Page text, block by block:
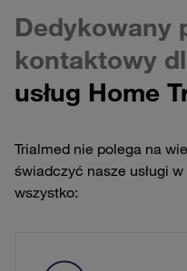
Dedykowany
kontaktowy
usług Home
Trialmed nie polega na
świadczyć nasze usługi
wszystko: